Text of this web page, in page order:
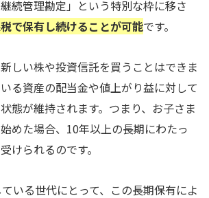
続管理勘定」という特別な枠に移さ
で保有し続けることが可能です。
しい株や投資信託を買うことはできま
る資産の配当金や値上がり益に対して
態が維持されます。つまり、お子さま
めた場合、10年以上の長期にわたっ
けられるのです。
いる世代にとって、この長期保有によ